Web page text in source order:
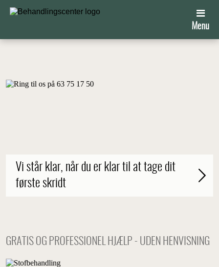
Menu
Vi står klar, når du er klar til at tage dit
første skridt
GRATIS OG PROFESSIONEL HJÆLP - UDEN HENVISNING